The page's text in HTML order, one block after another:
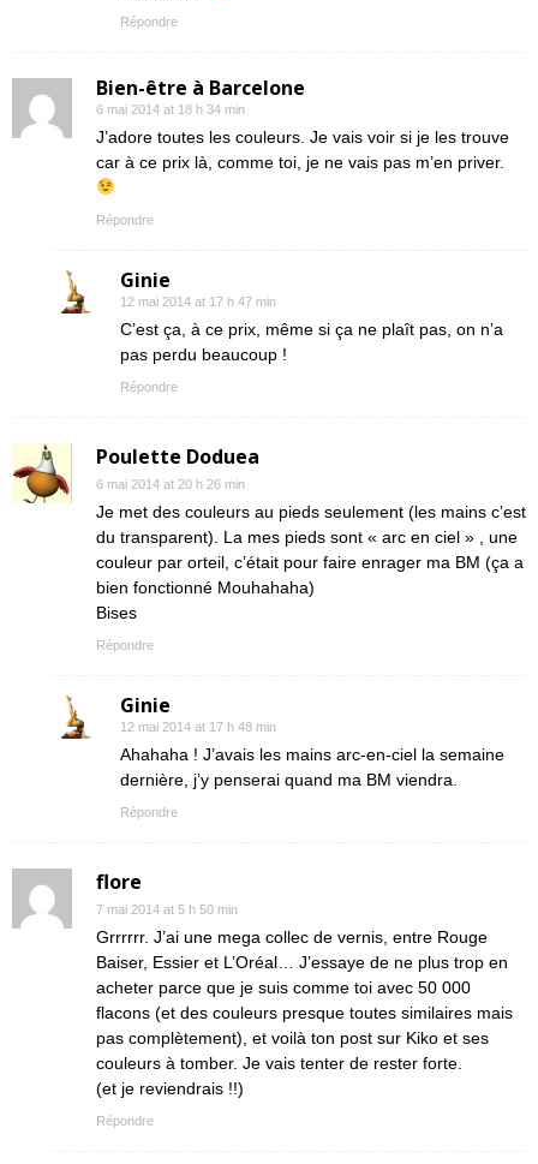
Répondre
Bien-être à Barcelone
6 mai 2014 at 18 h 34 min
J’adore toutes les couleurs. Je vais voir si je les trouve
car à ce prix là, comme toi, je ne vais pas m’en priver.
Répondre
Ginie
12 mai 2014 at 17 h 47 min
C’est ça, à ce prix, même si ça ne plaît pas, on n’a
pas perdu beaucoup !
Répondre
Poulette Doduea
6 mai 2014 at 20 h 26 min
Je met des couleurs au pieds seulement (les mains c’est
du transparent). La mes pieds sont « arc en ciel » , une
couleur par orteil, c’était pour faire enrager ma BM (ça a
bien fonctionné Mouhahaha)
Bises
Répondre
Ginie
12 mai 2014 at 17 h 48 min
Ahahaha ! J’avais les mains arc-en-ciel la semaine
dernière, j’y penserai quand ma BM viendra.
Répondre
flore
7 mai 2014 at 5 h 50 min
Grrrrrr. J’ai une mega collec de vernis, entre Rouge
Baiser, Essier et L’Oréal… J’essaye de ne plus trop en
acheter parce que je suis comme toi avec 50 000
flacons (et des couleurs presque toutes similaires mais
pas complètement), et voilà ton post sur Kiko et ses
couleurs à tomber. Je vais tenter de rester forte.
(et je reviendrais !!)
Répondre